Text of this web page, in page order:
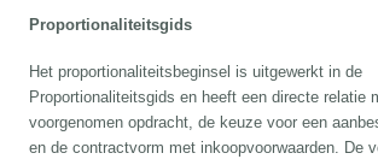
Proportionaliteitsgids
Het proportionaliteitsbeginsel is uitgewerkt in de
Proportionaliteitsgids en heeft een directe relatie
voorgenomen opdracht, de keuze voor een
en de contractvorm met inkoopvoorwaarden. De